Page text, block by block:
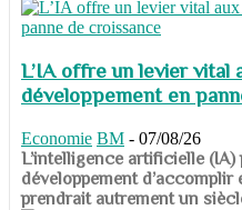
L’IA offre un levier vital
développement en
Economie BM - 07/08/26
​​​​​​​L’intelligence artificielle
développement
prendrait autrement un